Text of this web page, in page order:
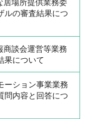
居場所提供業務委
ルの審査結果につ
商談会運営等業務
果について
ーション事業業務
問内容と回答につ